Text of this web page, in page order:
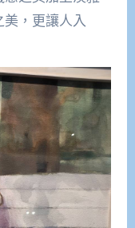
，更讓人入